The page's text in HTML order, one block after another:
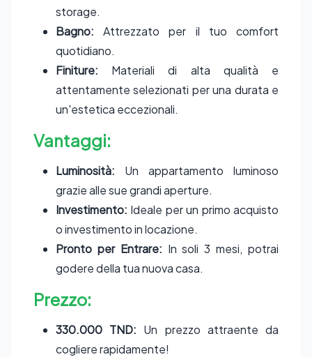
storage.
Bagno: Attrezzato per il tuo comfort
quotidiano.
Finiture: Materiali di alta qualità e
attentamente selezionati per una durata e
un'estetica eccezionali.
Vantaggi:
Luminosità: Un appartamento luminoso
grazie alle sue grandi aperture.
Investimento: Ideale per un primo acquisto
o investimento in locazione.
Pronto per Entrare: In soli 3 mesi, potrai
godere della tua nuova casa.
Prezzo:
330.000 TND: Un prezzo attraente da
cogliere rapidamente!